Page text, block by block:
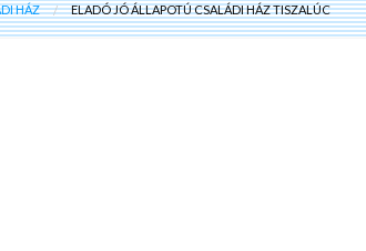
HÁZ ELADÓ JÓ ÁLLAPOTÚ CSALÁDI HÁZ TISZALÚC